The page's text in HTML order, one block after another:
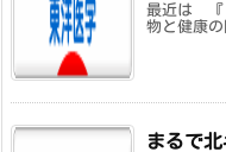
最近は 『
物と健康
まるで